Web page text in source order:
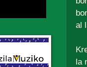
al
la